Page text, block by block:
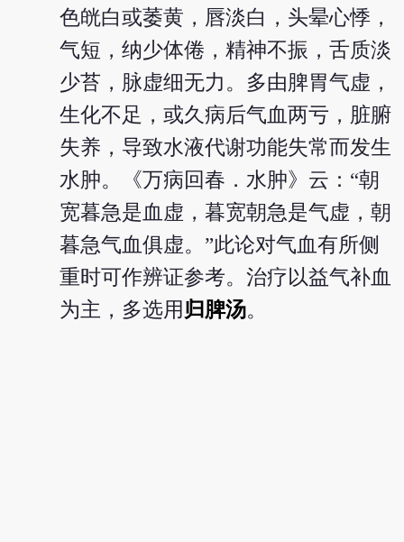
色㿠白或萎黄，唇淡白，头晕心悸，
气短，纳少体倦，精神不振，舌质淡
少苔，脉虚细无力。多由脾胃气虚，
生化不足，或久病后气血两亏，脏腑
失养，导致水液代谢功能失常而发生
水肿。《万病回春．水肿》云：“朝
宽暮急是血虚，暮宽朝急是气虚，朝
暮急气血俱虚。”此论对气血有所侧
重时可作辨证参考。治疗以益气补血
为主，多选用 归脾汤。